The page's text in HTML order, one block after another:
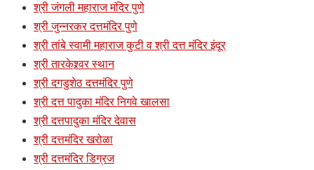
श्री जंगली महाराज मंदिर पुणे
श्री जुन्नरकर दत्तमंदिर पुणे
श्री तांबे स्वामी महाराज कुटी व श्री दत्त मंदिर इंदूर
श्री तारकेश्र्वर स्थान
श्री दगडुशेठ दत्तमंदिर पुणे
श्री दत्त पादुका मंदिर निगवे खालसा
श्री दत्तपादुका मंदिर देवास
श्री दत्तमंदिर खरोळा
श्री दत्तमंदिर डिग्रज